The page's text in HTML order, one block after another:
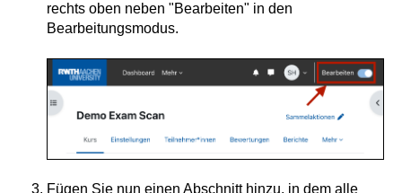
rechts oben neben "Bearbeiten" in den
Bearbeitungsmodus.
Fügen Sie nun einen Abschnitt hinzu, in dem alle